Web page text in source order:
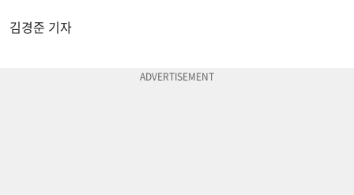
김경준 기자